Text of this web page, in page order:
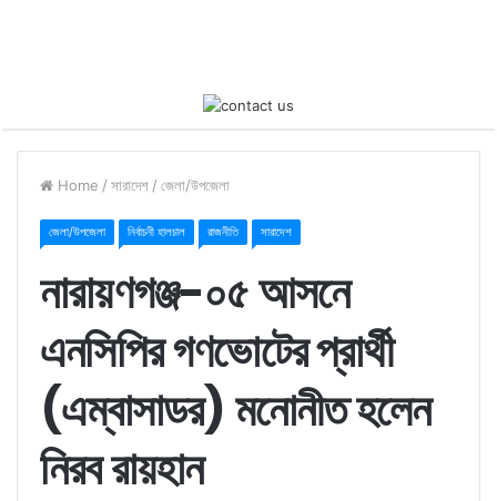
Home / সারাদেশ / জেলা/উপজেলা
জেলা/উপজেলা নির্বাচনী হালচাল রাজনীতি সারাদেশ
নারায়ণগঞ্জ-০৫ আসনে
এনসিপির গণভোটের প্রার্থী
(এম্বাসাডর) মনোনীত হলেন
নিরব রায়হান